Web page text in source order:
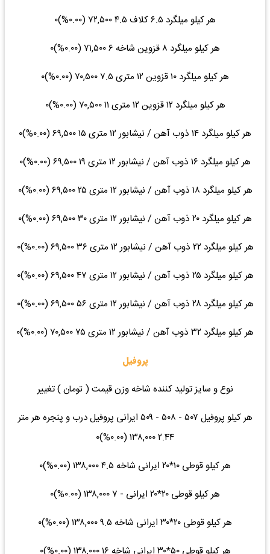
هر کیلو میلگرد ۶.۵ کلاف ۴.۵ ۷۲,۵۰۰ (۰.۰۰%)۰
هر کیلو میلگرد ۸ قزوین شاخه ۶ ۷۱,۵۰۰ (۰.۰۰%)۰
هر کیلو میلگرد ۱۰ قزوین ۱۲ متری ۷.۵ ۷۰,۵۰۰ (۰.۰۰%)۰
هر کیلو میلگرد ۱۲ قزوین ۱۲ متری ۱۱ ۷۰,۵۰۰ (۰.۰۰%)۰
هر کیلو میلگرد ۱۴ ذوب آهن / نیشابور ۱۲ متری ۱۵ ۶۹,۵۰۰ (۰.۰۰%)۰
هر کیلو میلگرد ۱۶ ذوب آهن / نیشابور ۱۲ متری ۱۹ ۶۹,۵۰۰ (۰.۰۰%)۰
هر کیلو میلگرد ۱۸ ذوب آهن / نیشابور ۱۲ متری ۲۵ ۶۹,۵۰۰ (۰.۰۰%)۰
هر کیلو میلگرد ۲۰ ذوب آهن / نیشابور ۱۲ متری ۳۰ ۶۹,۵۰۰ (۰.۰۰%)۰
هر کیلو میلگرد ۲۲ ذوب آهن / نیشابور ۱۲ متری ۳۶ ۶۹,۵۰۰ (۰.۰۰%)۰
هر کیلو میلگرد ۲۵ ذوب آهن / نیشابور ۱۲ متری ۴۷ ۶۹,۵۰۰ (۰.۰۰%)۰
هر کیلو میلگرد ۲۸ ذوب آهن / نیشابور ۱۲ متری ۵۶ ۶۹,۵۰۰ (۰.۰۰%)۰
هر کیلو میلگرد ۳۲ ذوب آهن / نیشابور ۱۲ متری ۷۵ ۷۰,۵۰۰ (۰.۰۰%)۰
پروفیل
نوع و سایز تولید کننده شاخه وزن قیمت ( تومان ) تغییر
هر کیلو پروفیل ۵۰۷ - ۵۰۸ - ۵۰۹ ایرانی پروفیل درب و پنجره هر متر
۲.۴۴ ۱۳۸,۰۰۰ (۰.۰۰%)۰
هر کیلو قوطی ۱۰*۲۰ ایرانی شاخه ۴.۵ ۱۳۸,۰۰۰ (۰.۰۰%)۰
هر کیلو قوطی ۲۰*۲۰ ایرانی - ۷ ۱۳۸,۰۰۰ (۰.۰۰%)۰
هر کیلو قوطی ۲۰*۳۰ ایرانی شاخه ۹.۵ ۱۳۸,۰۰۰ (۰.۰۰%)۰